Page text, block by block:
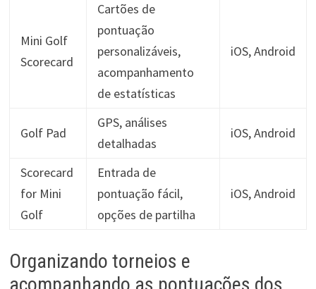
Mini Golf
Scorecard
Cartões de
pontuação
personalizáveis,
acompanhamento
de estatísticas
iOS, Android
Golf Pad
GPS, análises
detalhadas
iOS, Android
Scorecard
for Mini
Golf
Entrada de
pontuação fácil,
opções de partilha
iOS, Android
Organizando torneios e